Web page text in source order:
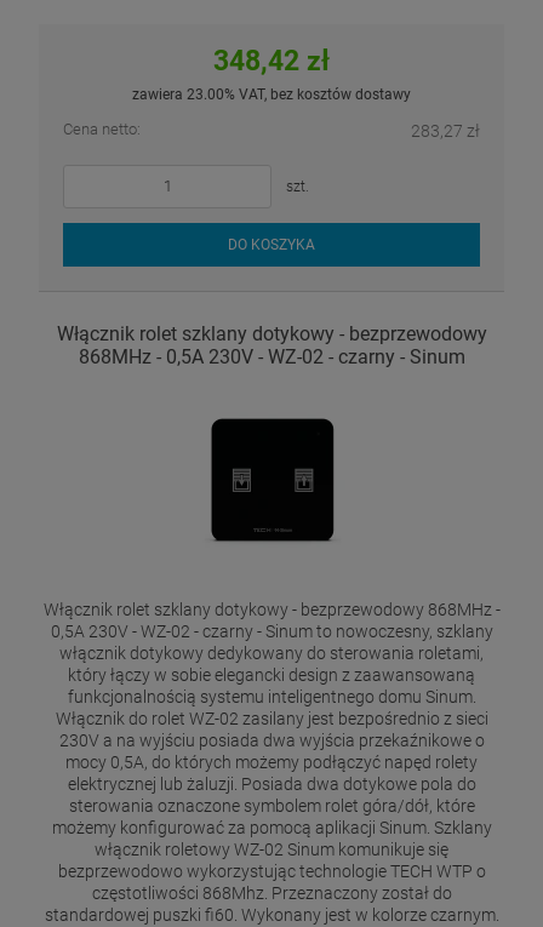
348,42 zł
zawiera 23.00% VAT, bez kosztów dostawy
Cena netto: 283,27 zł
szt.
DO KOSZYKA
Włącznik rolet szklany dotykowy - bezprzewodowy
868MHz - 0,5A 230V - WZ-02 - czarny - Sinum
Włącznik rolet szklany dotykowy - bezprzewodowy 868MHz -
0,5A 230V - WZ-02 - czarny - Sinum to nowoczesny, szklany
włącznik dotykowy dedykowany do sterowania roletami,
który łączy w sobie elegancki design z zaawansowaną
funkcjonalnością systemu inteligentnego domu Sinum.
Włącznik do rolet WZ-02 zasilany jest bezpośrednio z sieci
230V a na wyjściu posiada dwa wyjścia przekaźnikowe o
mocy 0,5A, do których możemy podłączyć napęd rolety
elektrycznej lub żaluzji. Posiada dwa dotykowe pola do
sterowania oznaczone symbolem rolet góra/dół, które
możemy konfigurować za pomocą aplikacji Sinum. Szklany
włącznik roletowy WZ-02 Sinum komunikuje się
bezprzewodowo wykorzystując technologie TECH WTP o
częstotliwości 868Mhz. Przeznaczony został do
standardowej puszki fi60. Wykonany jest w kolorze czarnym.